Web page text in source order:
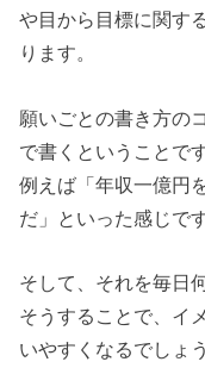
や目から目標に関す
ります。
願いごとの書き方の
で書くということです
例えば「年収一億円
だ」といった感じです
そして、それを毎日
そうすることで、イ
いやすくなるでしょう